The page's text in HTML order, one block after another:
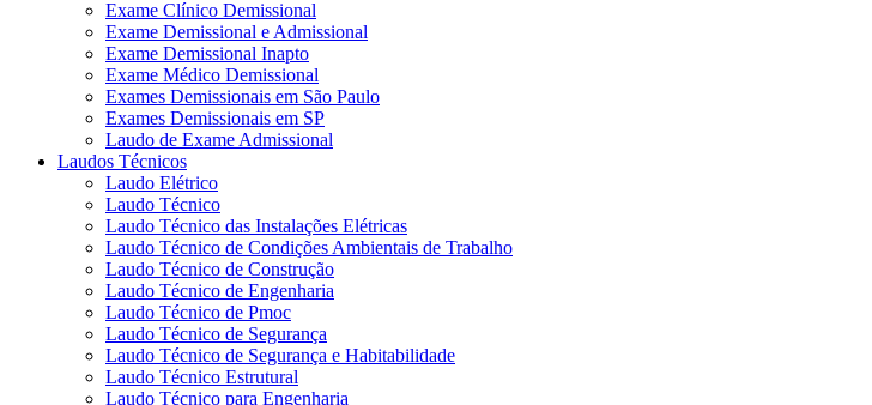
Exame Clínico Demissional
Exame Demissional e Admissional
Exame Demissional Inapto
Exame Médico Demissional
Exames Demissionais em São Paulo
Exames Demissionais em SP
Laudo de Exame Admissional
Laudos Técnicos
Laudo Elétrico
Laudo Técnico
Laudo Técnico das Instalações Elétricas
Laudo Técnico de Condições Ambientais de Trabalho
Laudo Técnico de Construção
Laudo Técnico de Engenharia
Laudo Técnico de Pmoc
Laudo Técnico de Segurança
Laudo Técnico de Segurança e Habitabilidade
Laudo Técnico Estrutural
Laudo Técnico para Engenharia